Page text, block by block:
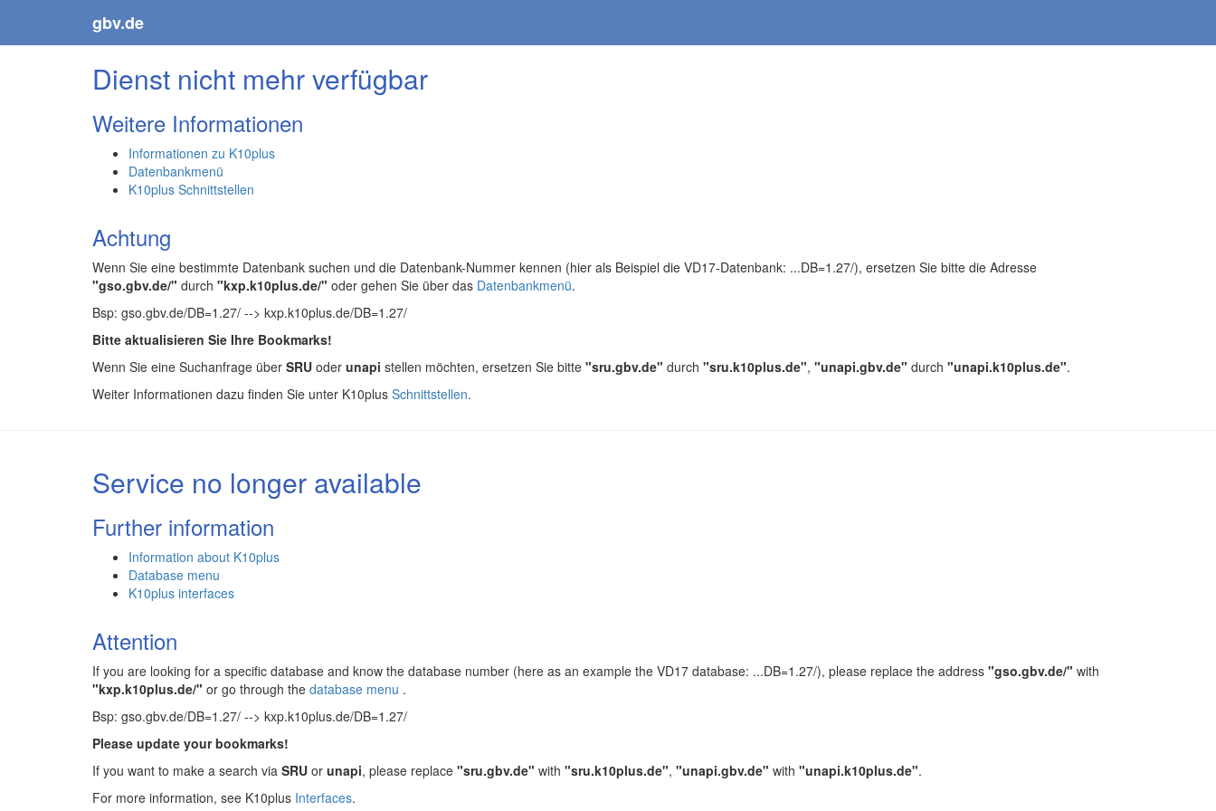
gbv.de
Dienst nicht mehr verfügbar
Weitere Informationen
Informationen zu K10plus
Datenbankmenü
K10plus Schnittstellen
Achtung
Wenn Sie eine bestimmte Datenbank suchen und die Datenbank-Nummer kennen (hier als Beispiel die VD17-Datenbank: ...DB=1.27/), ersetzen Sie bitte die Adresse
"gso.gbv.de/" durch "kxp.k10plus.de/" oder gehen Sie über das Datenbankmenü.
Bsp: gso.gbv.de/DB=1.27/ --> kxp.k10plus.de/DB=1.27/
Bitte aktualisieren Sie Ihre Bookmarks!
Wenn Sie eine Suchanfrage über SRU oder unapi stellen möchten, ersetzen Sie bitte "sru.gbv.de" durch "sru.k10plus.de", "unapi.gbv.de" durch "unapi.k10plus.de".
Weiter Informationen dazu finden Sie unter K10plus Schnittstellen.
Service no longer available
Further information
Information about K10plus
Database menu
K10plus interfaces
Attention
If you are looking for a specific database and know the database number (here as an example the VD17 database: ...DB=1.27/), please replace the address "gso.gbv.de/" with
"kxp.k10plus.de/" or go through the database menu .
Bsp: gso.gbv.de/DB=1.27/ --> kxp.k10plus.de/DB=1.27/
Please update your bookmarks!
If you want to make a search via SRU or unapi, please replace "sru.gbv.de" with "sru.k10plus.de", "unapi.gbv.de" with "unapi.k10plus.de".
For more information, see K10plus Interfaces.